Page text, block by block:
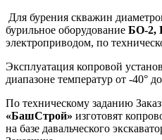
Для бурения скважин
бурильное оборудование БО-2,
электроприводом, по
Эксплуатация копровой
диапазоне температур от -40°
По техническому заданию
«БашСтрой» изготовят
на базе давальческого